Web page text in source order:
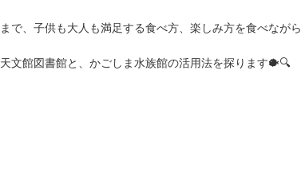
で、子供も大人も満足する食べ方、楽しみ方を食べながら
文館図書館と、かごしま水族館の活用法を探ります🐡🔍